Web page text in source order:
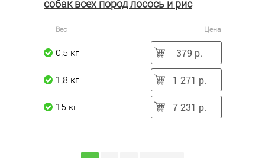
собак всех пород лосось и рис
Вес Цена
0,5 кг 379 р.
1,8 кг 1 271 р.
15 кг 7 231 р.